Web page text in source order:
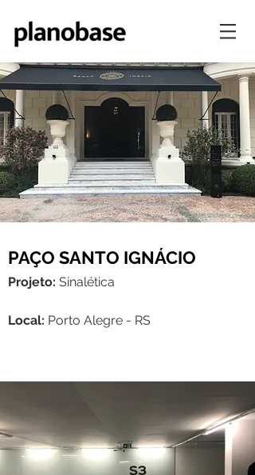
PAÇO SANTO IGNÁCIO
Projeto: Sinalética
Local: Porto Alegre - RS